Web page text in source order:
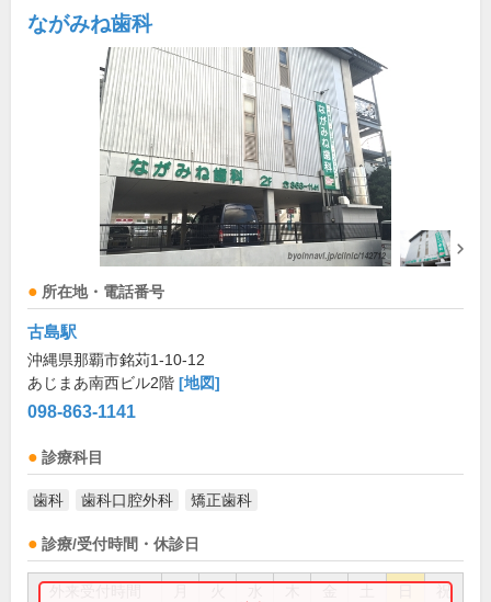
ながみね歯科
所在地・電話番号
古島駅
沖縄県那覇市銘苅1-10-12
あじまあ南西ビル2階 [地図]
098-863-1141
診療科目
歯科 歯科口腔外科 矯正歯科
診療/受付時間・休診日
祝